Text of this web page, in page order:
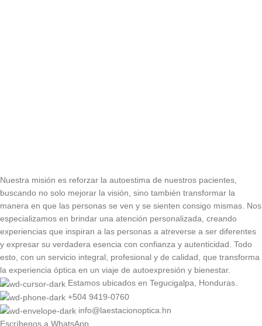
Nuestra misión es reforzar la autoestima de nuestros pacientes,
buscando no solo mejorar la visión, sino también transformar la
manera en que las personas se ven y se sienten consigo mismas. Nos
especializamos en brindar una atención personalizada, creando
experiencias que inspiran a las personas a atreverse a ser diferentes
y expresar su verdadera esencia con confianza y autenticidad. Todo
esto, con un servicio integral, profesional y de calidad, que transforma
la experiencia óptica en un viaje de autoexpresión y bienestar.
Estamos ubicados en Tegucigalpa, Honduras.
+504 9419-0760
info@laestacionoptica.hn
Escríbenos a WhatsApp